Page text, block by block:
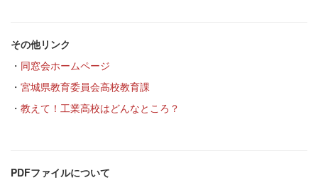
その他リンク
・ 同窓会ホームページ
・ 宮城県教育委員会高校教育課
・ 教えて！工業高校はどんなところ？
PDFファイルについて